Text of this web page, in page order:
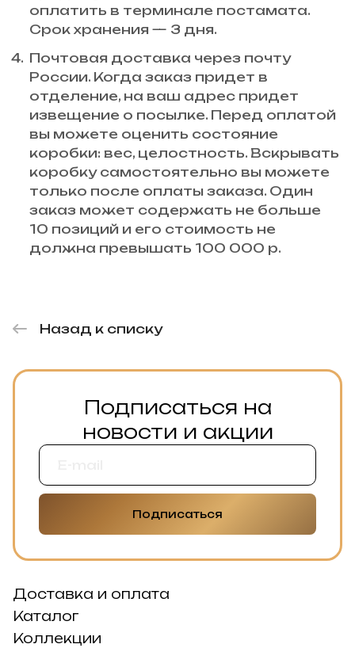
оплатить в терминале постамата.
Срок хранения — 3 дня.
Почтовая доставка через почту
России. Когда заказ придет в
отделение, на ваш адрес придет
извещение о посылке. Перед оплатой
вы можете оценить состояние
коробки: вес, целостность. Вскрывать
коробку самостоятельно вы можете
только после оплаты заказа. Один
заказ может содержать не больше
10 позиций и его стоимость не
должна превышать 100 000 р.
Назад к списку
Подписаться на
новости и акции
Подписаться
Доставка и оплата
Каталог
Коллекции